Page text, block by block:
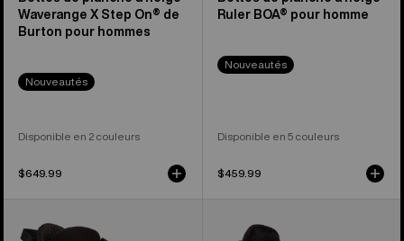
Waverange X Step On® de
Burton pour hommes
Nouveautés
Disponible en 2 couleurs
$649.99
Ruler BOA® pour homme
Nouveautés
Disponible en 5 couleurs
$459.99
de